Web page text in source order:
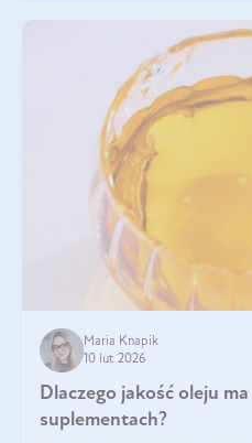
Maria Knapik
10 lut 2026
Dlaczego jakość oleju
suplementach?